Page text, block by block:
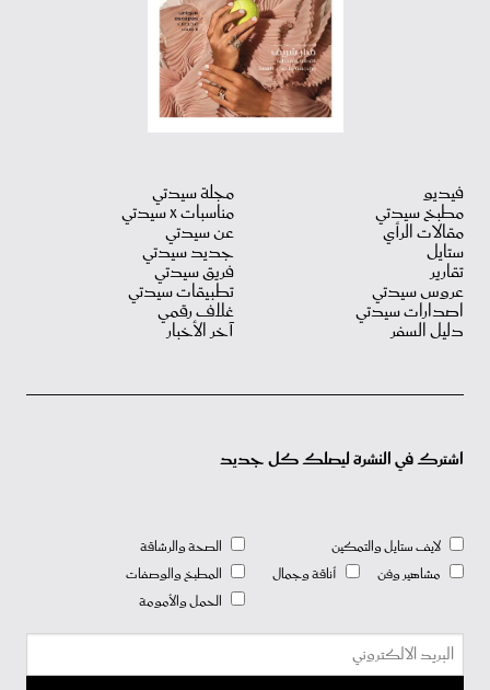
فيديو
مطبخ سيدتي
مقالات الرأي
ستايل
تقارير
عروس سيدتي
اصدارات سيدتي
دليل السفر
مجلة سيدتي
مناسبات X سيدتي
عن سيدتي
جديد سيدتي
فريق سيدتي
تطبيقات سيدتي
غلاف رقمي
آخر الأخبار
اشترك في النشرة ليصلك كل جديد
لايف ستايل والتمكين
مشاهير وفن
أناقة وجمال
الصحة والرشاقة
المطبخ والوصفات
الحمل والأمومة